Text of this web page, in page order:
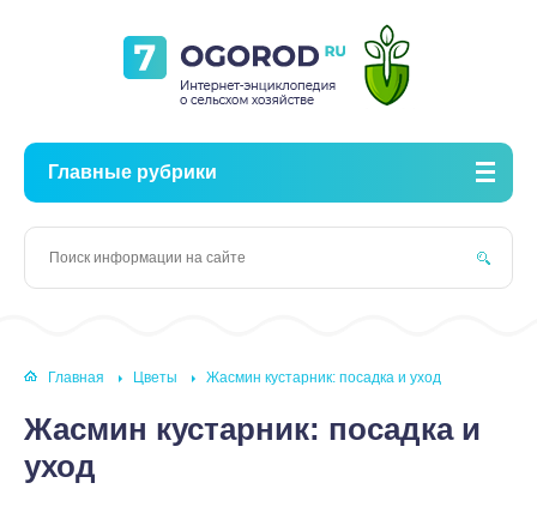
Главные рубрики
Главная Цветы Жасмин кустарник: посадка и уход
Жасмин кустарник: посадка и
уход